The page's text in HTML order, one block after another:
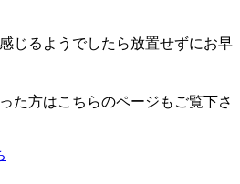
じるようでしたら放置せずにお早
た方はこちらのページもご覧下さ